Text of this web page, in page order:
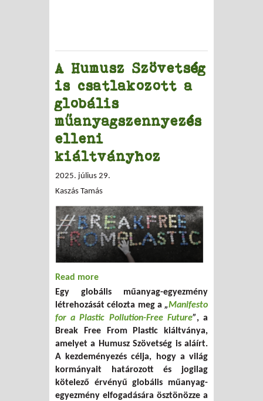
A Humusz Szövetség
is csatlakozott a
globális
műanyagszennyezés
elleni
kiáltványhoz
2025. július 29.
Kaszás Tamás
Read more
csatlakozott a globális
műanyagszennyezés elleni kiáltványhoz
Egy globális műanyag-egyezmény
létrehozását célozta meg a „Manifesto
for a Plastic Pollution-Free Future”, a
Break Free From Plastic kiáltványa,
amelyet a Humusz Szövetség is aláírt.
A kezdeményezés célja, hogy a világ
kormányait határozott és jogilag
kötelező érvényű globális műanyag-
egyezmény elfogadására ösztönözze a